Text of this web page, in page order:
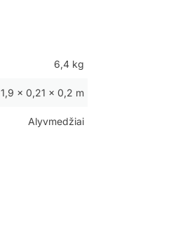
6,4 kg
1,9 × 0,21 × 0,2 m
Alyvmedžiai